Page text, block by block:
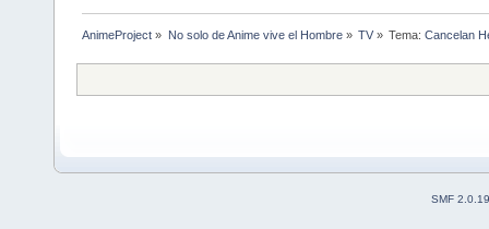
AnimeProject » No solo de Anime vive el Hombre» TV» Tema:Cancelan
SMF 2.0.19